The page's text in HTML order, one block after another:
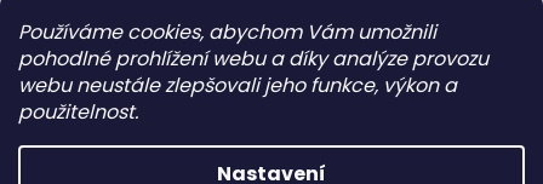
Používáme cookies, abychom Vám umožnili
pohodlné prohlížení webu a díky analýze provozu
webu neustále zlepšovali jeho funkce, výkon a
použitelnost.
Nastavení
DORUČOVÁNÍ ZÁSILEK
COPYRIGHT 2026
VYTVOŘIL SHOPTET | DESIGNTOMÁŠ HLAD